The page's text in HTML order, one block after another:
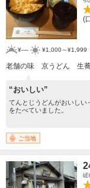
(
¥---- ¥1,000～¥1,999
老舗の味 京うどん 生
“おいしい”
てんとじうどんがおいしい
をたべていました。
ご当地
嵯